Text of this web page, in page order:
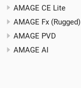
AMAGE CE Lite
AMAGE Fx (Rugged)
AMAGE PVD
AMAGE AI